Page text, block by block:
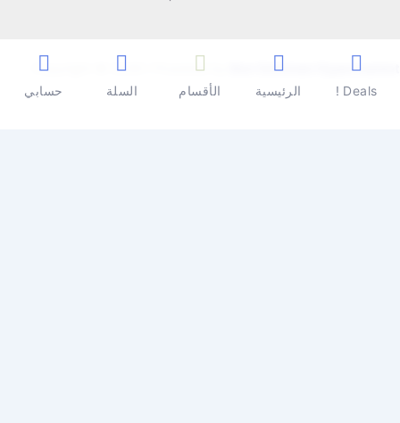
Copyright © 2026 | Powered by Ben Seleman Hypermarket
Deals ! الرئيسية الأقسام السلة حسابي